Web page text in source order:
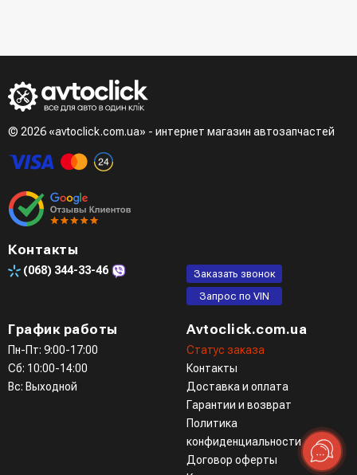
наберет менеджер для подтверждения и уточнения данных.
Третий вариант - сделать заказ по телефонном режиме
при разговоре с менеджером
Четвертый вариант - заказать через доступные
мессенджеры (viber, telegram)
- LiqPay при оформлении заказа через корзину
© 2026 «avtoclick.com.ua» - интернет магазин автозапчастей
Контакты
(068) 344-33-46
Заказать звонок
Запрос по VIN
График работы
Пн-Пт: 9:00-17:00
Сб: 10:00-14:00
Вс: Выходной
Avtoclick.com.ua
Статус заказа
Контакты
Доставка и оплата
Гарантии и возврат
Политика
конфиденциальности
Договор оферты